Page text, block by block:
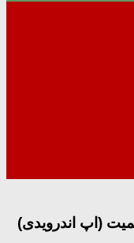
(اپ اندرویدی)